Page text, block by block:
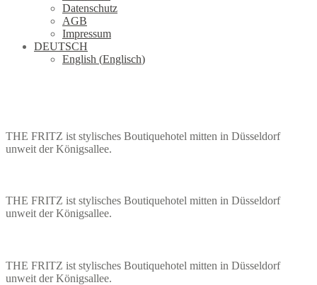
Datenschutz
AGB
Impressum
DEUTSCH
English (Englisch)
THE FRITZ ist stylisches Boutiquehotel mitten in Düsseldorf
unweit der Königsallee.
THE FRITZ ist stylisches Boutiquehotel mitten in Düsseldorf
unweit der Königsallee.
THE FRITZ ist stylisches Boutiquehotel mitten in Düsseldorf
unweit der Königsallee.